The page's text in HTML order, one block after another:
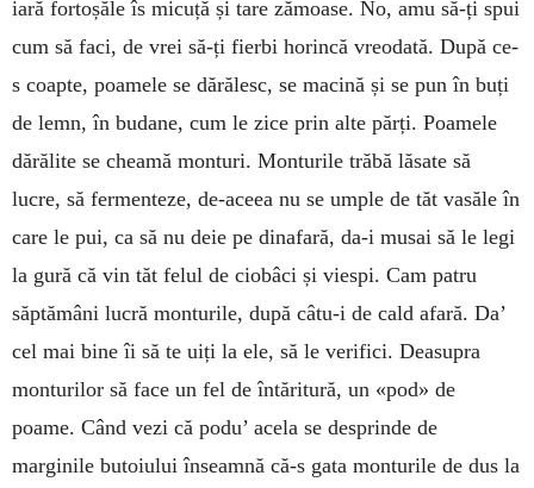
iară fortoșăle îs micuță și tare zămoase. No, amu să-ți spui
cum să faci, de vrei să-ți fierbi horincă vreodată. După ce-
s coapte, poamele se dărălesc, se macină și se pun în buți
de lemn, în budane, cum le zice prin alte părți. Poamele
dărălite se cheamă monturi. Monturile trăbă lăsate să
lucre, să fermenteze, de-aceea nu se umple de tăt vasăle în
care le pui, ca să nu deie pe dinafară, da-i musai să le legi
la gură că vin tăt felul de ciobâci și viespi. Cam patru
săptămâni lucră monturile, după câtu-i de cald afară. Da’
cel mai bine îi să te uiți la ele, să le verifici. Deasupra
monturilor să face un fel de întăritură, un «pod» de
poame. Când vezi că podu’ acela se desprinde de
marginile butoiului înseamnă că-s gata monturile de dus la